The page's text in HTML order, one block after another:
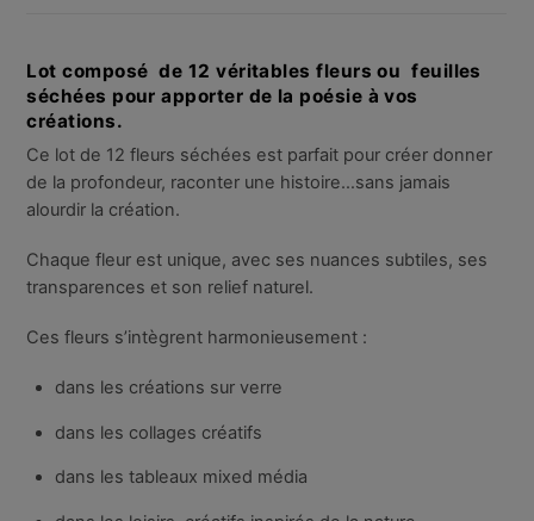
Lot composé de 12 véritables fleurs ou feuilles
séchées pour apporter de la poésie à vos
créations.
Ce lot de 12 fleurs séchées est parfait pour créer donner
de la profondeur, raconter une histoire…sans jamais
alourdir la création.
Chaque fleur est unique, avec ses nuances subtiles, ses
transparences et son relief naturel.
Ces fleurs s’intègrent harmonieusement :
dans les créations sur verre
dans les collages créatifs
dans les tableaux mixed média